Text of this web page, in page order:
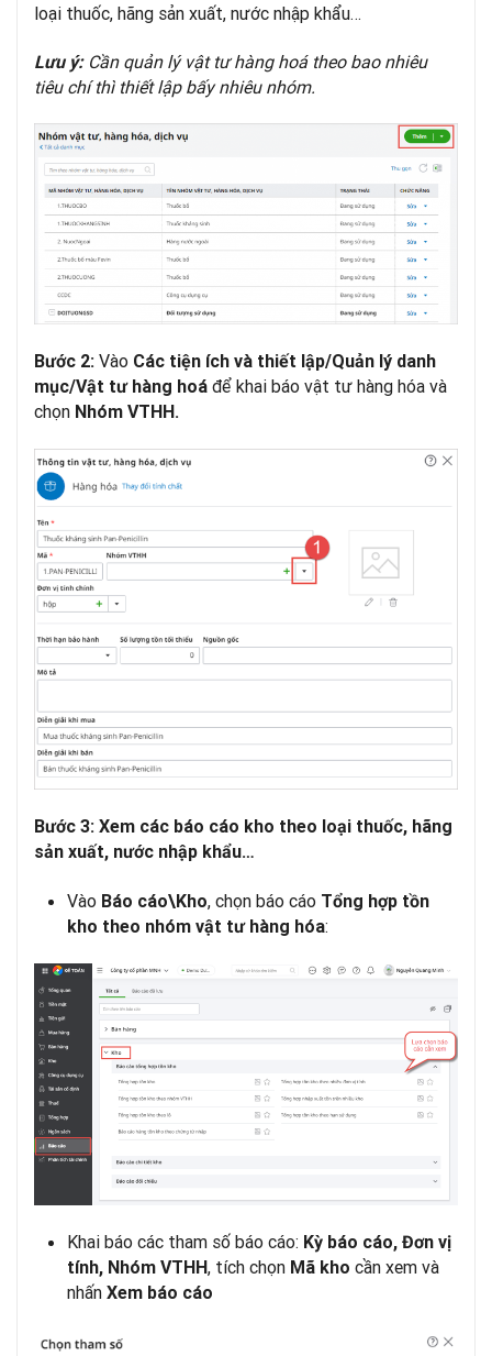
loại thuốc, hãng sản xuất, nước nhập khẩu…
Lưu ý:Cần quản lý vật tư hàng hoá theo bao nhiêu
tiêu chí thì thiết lập bấy nhiêu nhóm.
Bước 2: Vào Các tiện ích và thiết lập/Quản lý danh
mục/Vật tư hàng hoá để khai báo vật tư hàng hóa và
chọn Nhóm VTHH.
Bước 3: Xem các báo cáo kho theo loại thuốc, hãng
sản xuất, nước nhập khẩu…
Vào Báo cáo\Kho, chọn báo cáo Tổng hợp tồn
kho theo nhóm vật tư hàng hóa:
Khai báo các tham số báo cáo: Kỳ báo cáo, Đơn vị
tính, Nhóm VTHH, tích chọn Mã kho cần xem và
nhấn Xem báo cáo